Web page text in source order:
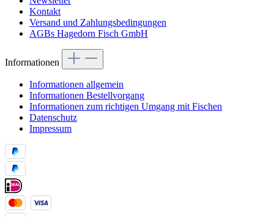
Kontakt
Versand und Zahlungsbedingungen
AGBs Hagedorn Fisch GmbH
Informationen
Informationen allgemein
Informationen Bestellvorgang
Informationen zum richtigen Umgang mit Fischen
Datenschutz
Impressum